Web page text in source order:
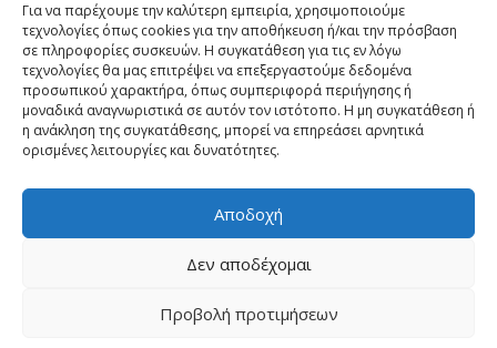
Για να παρέχουμε την καλύτερη εμπειρία, χρησιμοποιούμε
τεχνολογίες όπως cookies για την αποθήκευση ή/και την πρόσβαση
σε πληροφορίες συσκευών. Η συγκατάθεση για τις εν λόγω
τεχνολογίες θα μας επιτρέψει να επεξεργαστούμε δεδομένα
προσωπικού χαρακτήρα, όπως συμπεριφορά περιήγησης ή
μοναδικά αναγνωριστικά σε αυτόν τον ιστότοπο. Η μη συγκατάθεση ή
η ανάκληση της συγκατάθεσης, μπορεί να επηρεάσει αρνητικά
ορισμένες λειτουργίες και δυνατότητες.
Αποδοχή
Δεν αποδέχομαι
Προβολή προτιμήσεων